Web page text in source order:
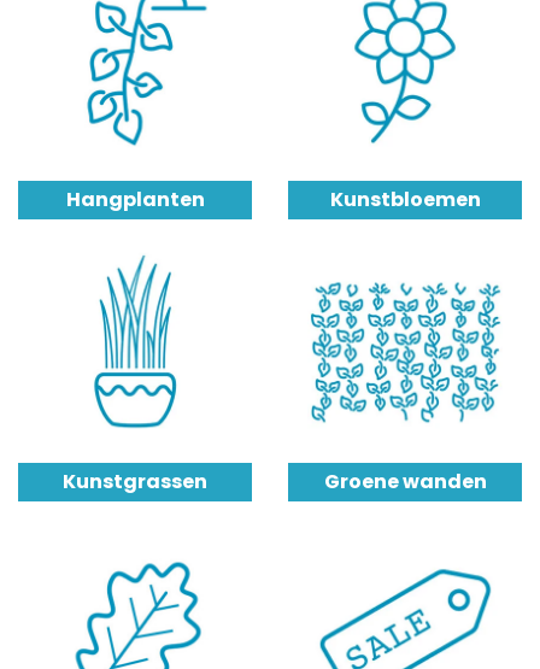
Hangplanten Kunstbloemen
Kunstgrassen Groene wanden